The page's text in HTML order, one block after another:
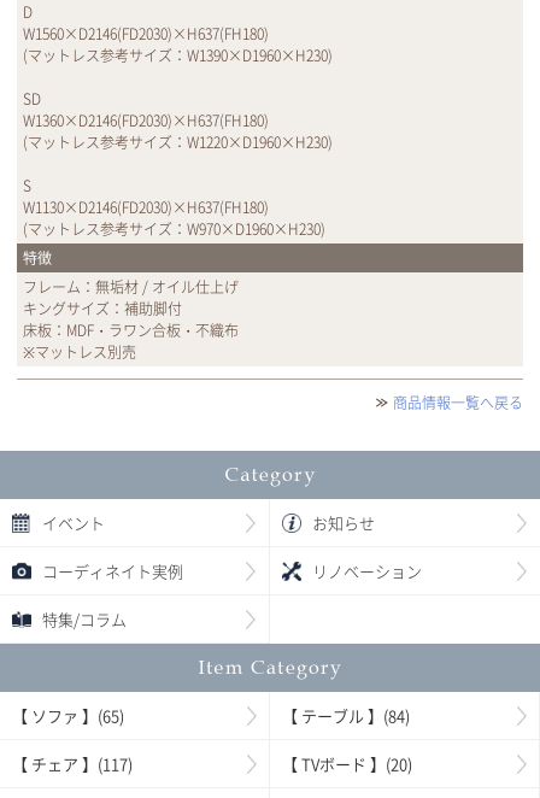
D
W1560×D2146(FD2030)×H637(FH180)
(マットレス参考サイズ：W1390×D1960×H230)
SD
W1360×D2146(FD2030)×H637(FH180)
(マットレス参考サイズ：W1220×D1960×H230)
S
W1130×D2146(FD2030)×H637(FH180)
(マットレス参考サイズ：W970×D1960×H230)
特徴
フレーム：無垢材 / オイル仕上げ
キングサイズ：補助脚付
床板：MDF・ラワン合板・不織布
※マットレス別売
商品情報一覧へ戻る
イベント お知らせ
コーディネイト実例 リノベーション
特集/コラム
【 ソファ 】(65) 【 テーブル 】(84)
【 チェア 】(117) 【 TVボード 】(20)